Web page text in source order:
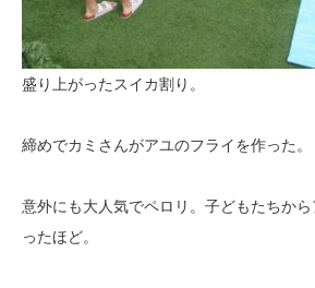
盛り上がったスイカ割り。
締めでカミさんがアユのフライを作った。
意外にも大人気でペロリ。子どもたちか
ったほど。